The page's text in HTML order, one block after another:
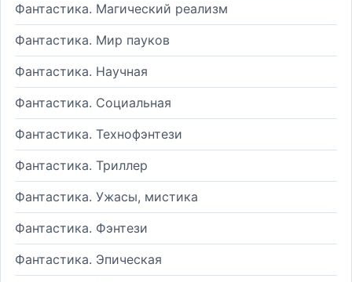
Фантастика. Магический реализм
Фантастика. Мир пауков
Фантастика. Научная
Фантастика. Социальная
Фантастика. Технофэнтези
Фантастика. Триллер
Фантастика. Ужасы, мистика
Фантастика. Фэнтези
Фантастика. Эпическая